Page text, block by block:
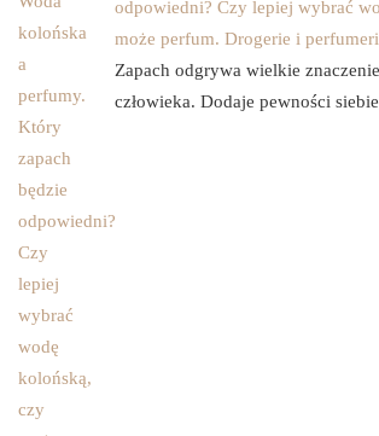
odpowiedni? Czy lepiej wybrać
może perfum. Drogerie i
Zapach odgrywa wielkie
człowieka. Dodaje pewności